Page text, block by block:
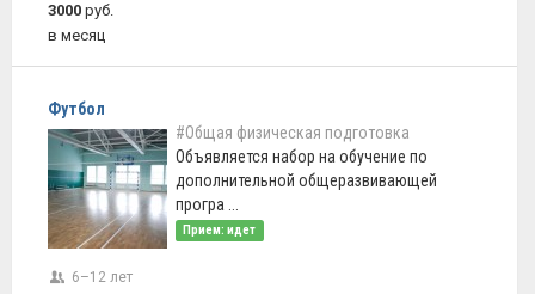
3000 руб.
в месяц
Футбол
#Общая физическая подготовка
Объявляется набор на обучение по
дополнительной общеразвивающей
програ ...
Прием: идет
6–12 лет